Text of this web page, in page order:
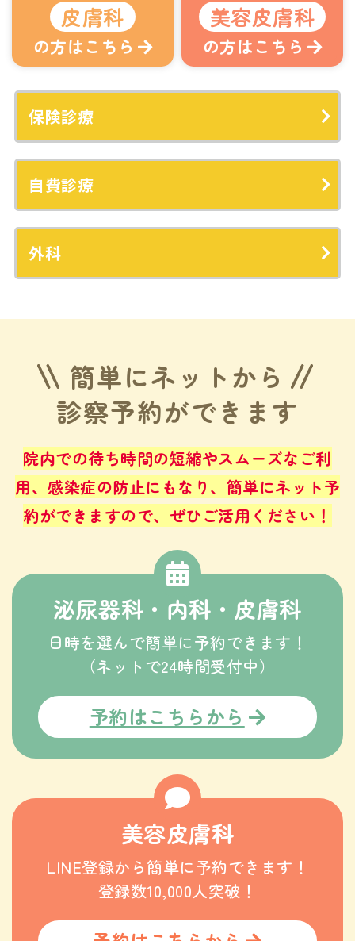
皮膚科
の方はこちら
美容皮膚科
の方はこちら
保険診療
自費診療
外科
簡単にネットから
診察予約ができます
院内での待ち時間の短縮やスムーズなご利
用、感染症の防止にもなり、 簡単にネット予
約ができますので、ぜひご活用ください！
泌尿器科・内科・皮膚科
日時を選んで簡単に予約できます！
（ネットで24時間受付中）
予約はこちらから
美容皮膚科
LINE登録から簡単に予約できます！
登録数10,000人突破！